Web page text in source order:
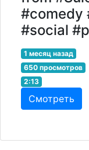
#comedy
#social
1 месяц назад
650 просмотров
2:13
Смотреть